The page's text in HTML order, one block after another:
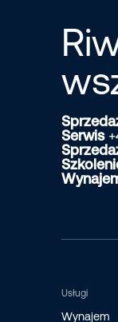
Serwis
Usługi
Wynajem